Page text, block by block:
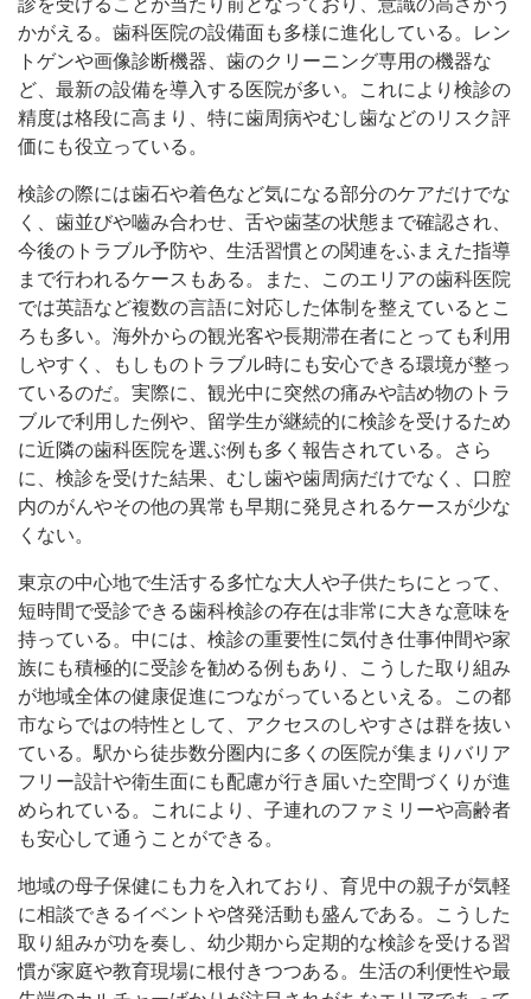
診を受けることが当たり前となっており、意識の高さがう
かがえる。歯科医院の設備面も多様に進化している。レン
トゲンや画像診断機器、歯のクリーニング専用の機器な
ど、最新の設備を導入する医院が多い。これにより検診の
精度は格段に高まり、特に歯周病やむし歯などのリスク評
価にも役立っている。
検診の際には歯石や着色など気になる部分のケアだけでな
く、歯並びや嚙み合わせ、舌や歯茎の状態まで確認され、
今後のトラブル予防や、生活習慣との関連をふまえた指導
まで行われるケースもある。また、このエリアの歯科医院
では英語など複数の言語に対応した体制を整えているとこ
ろも多い。海外からの観光客や長期滞在者にとっても利用
しやすく、もしものトラブル時にも安心できる環境が整っ
ているのだ。実際に、観光中に突然の痛みや詰め物のトラ
ブルで利用した例や、留学生が継続的に検診を受けるため
に近隣の歯科医院を選ぶ例も多く報告されている。さら
に、検診を受けた結果、むし歯や歯周病だけでなく、口腔
内のがんやその他の異常も早期に発見されるケースが少な
くない。
東京の中心地で生活する多忙な大人や子供たちにとって、
短時間で受診できる歯科検診の存在は非常に大きな意味を
持っている。中には、検診の重要性に気付き仕事仲間や家
族にも積極的に受診を勧める例もあり、こうした取り組み
が地域全体の健康促進につながっているといえる。この都
市ならではの特性として、アクセスのしやすさは群を抜い
ている。駅から徒歩数分圏内に多くの医院が集まりバリア
フリー設計や衛生面にも配慮が行き届いた空間づくりが進
められている。これにより、子連れのファミリーや高齢者
も安心して通うことができる。
地域の母子保健にも力を入れており、育児中の親子が気軽
に相談できるイベントや啓発活動も盛んである。こうした
取り組みが功を奏し、幼少期から定期的な検診を受ける習
慣が家庭や教育現場に根付きつつある。生活の利便性や最